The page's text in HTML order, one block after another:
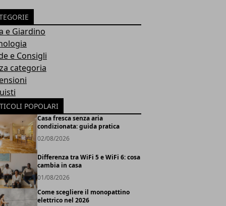
e Giardino
e Consigli
categoria
POPOLARI
Casa fresca senza aria
condizionata: guida pratica
02/08/2026
Differenza tra WiFi 5 e WiFi 6: cosa
cambia in casa
01/08/2026
Come scegliere il monopattino
elettrico nel 2026